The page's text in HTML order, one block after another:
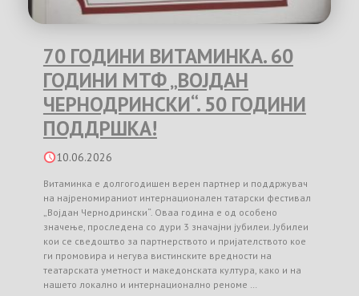
70 ГОДИНИ ВИТАМИНКА. 60
ГОДИНИ МТФ „ВОЈДАН
ЧЕРНОДРИНСКИ“. 50 ГОДИНИ
ПОДДРШКА!
10.06.2026
Витаминка е долгогодишен верен партнер и поддржувач
на најреномираниот интернационален татарски фестивал
„Војдан Чернодрински“. Оваа година е од особено
значење, проследена со дури 3 значајни јубилеи. Јубилеи
кои се сведоштво за партнерството и пријателството кое
ги промовира и негува вистинските вредности на
театарската уметност и македонската култура, како и на
нашето локално и интернационално реноме …